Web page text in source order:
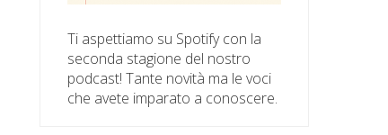
Ti aspettiamo su Spotify con la
seconda stagione del nostro
podcast! Tante novità ma le voci
che avete imparato a conoscere.